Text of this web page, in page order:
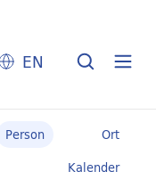
EN
Person
Ort
Kalender